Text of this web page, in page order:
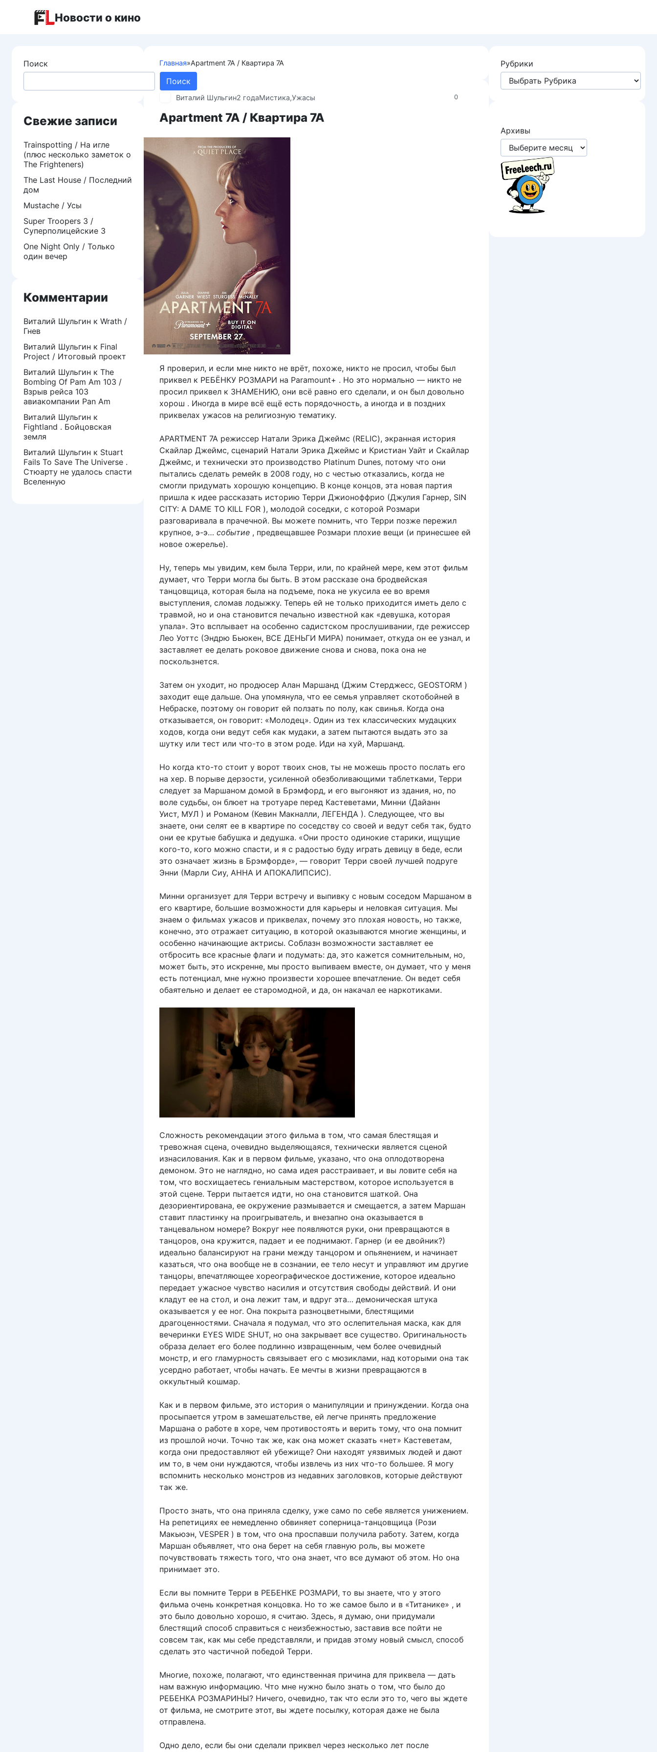
Новости о кино
Главная»Apartment 7A / Квартира 7А
0
Виталий Шульгин2 годаМистика,Ужасы
Apartment 7A / Квартира 7А
Я проверил, и если мне никто не врёт, похоже, никто не просил, чтобы был
приквел к РЕБЁНКУ РОЗМАРИ на Paramount+ . Но это нормально — никто не
просил приквел к ЗНАМЕНИЮ, они всё равно его сделали, и он был довольно
хорош . Иногда в мире всё ещё есть порядочность, а иногда и в поздних
приквелах ужасов на религиозную тематику.
APARTMENT 7A режиссер Натали Эрика Джеймс (RELIC), экранная история
Скайлар Джеймс, сценарий Натали Эрика Джеймс и Кристиан Уайт и Скайлар
Джеймс, и технически это производство Platinum Dunes, потому что они
пытались сделать ремейк в 2008 году, но с честью отказались, когда не
смогли придумать хорошую концепцию. В конце концов, эта новая партия
пришла к идее рассказать историю Терри Джионоффрио (Джулия Гарнер, SIN
CITY: A DAME TO KILL FOR ), молодой соседки, с которой Розмари
разговаривала в прачечной. Вы можете помнить, что Терри позже пережил
крупное, э-э… событие , предвещавшее Розмари плохие вещи (и принесшее ей
новое ожерелье).
Ну, теперь мы увидим, кем была Терри, или, по крайней мере, кем этот фильм
думает, что Терри могла бы быть. В этом рассказе она бродвейская
танцовщица, которая была на подъеме, пока не укусила ее во время
выступления, сломав лодыжку. Теперь ей не только приходится иметь дело с
травмой, но и она становится печально известной как «девушка, которая
упала». Это всплывает на особенно садистском прослушивании, где режиссер
Лео Уоттс (Эндрю Бьюкен, ВСЕ ДЕНЬГИ МИРА) понимает, откуда он ее узнал, и
заставляет ее делать роковое движение снова и снова, пока она не
поскользнется.
Затем он уходит, но продюсер Алан Маршанд (Джим Стерджесс, GEOSTORM )
заходит еще дальше. Она упомянула, что ее семья управляет скотобойней в
Небраске, поэтому он говорит ей ползать по полу, как свинья. Когда она
отказывается, он говорит: «Молодец». Один из тех классических мудацких
ходов, когда они ведут себя как мудаки, а затем пытаются выдать это за
шутку или тест или что-то в этом роде. Иди на хуй, Маршанд.
Но когда кто-то стоит у ворот твоих снов, ты не можешь просто послать его
на хер. В порыве дерзости, усиленной обезболивающими таблетками, Терри
следует за Маршаном домой в Брэмфорд, и его выгоняют из здания, но, по
воле судьбы, он блюет на тротуаре перед Кастеветами, Минни (Дайанн
Уист, МУЛ ) и Романом (Кевин Макналли, ЛЕГЕНДА ). Следующее, что вы
знаете, они селят ее в квартире по соседству со своей и ведут себя так, будто
они ее крутые бабушка и дедушка. «Они просто одинокие старики, ищущие
кого-то, кого можно спасти, и я с радостью буду играть девицу в беде, если
это означает жизнь в Брэмфорде», — говорит Терри своей лучшей подруге
Энни (Марли Сиу, АННА И АПОКАЛИПСИС).
Минни организует для Терри встречу и выпивку с новым соседом Маршаном в
его квартире, большие возможности для карьеры и неловкая ситуация. Мы
знаем о фильмах ужасов и приквелах, почему это плохая новость, но также,
конечно, это отражает ситуацию, в которой оказываются многие женщины, и
особенно начинающие актрисы. Соблазн возможности заставляет ее
отбросить все красные флаги и подумать: да, это кажется сомнительным, но,
может быть, это искренне, мы просто выпиваем вместе, он думает, что у меня
есть потенциал, мне нужно произвести хорошее впечатление. Он ведет себя
обаятельно и делает ее старомодной, и да, он накачал ее наркотиками.
Сложность рекомендации этого фильма в том, что самая блестящая и
тревожная сцена, очевидно выделяющаяся, технически является сценой
изнасилования. Как и в первом фильме, указано, что она оплодотворена
демоном. Это не наглядно, но сама идея расстраивает, и вы ловите себя на
том, что восхищаетесь гениальным мастерством, которое используется в
этой сцене. Терри пытается идти, но она становится шаткой. Она
дезориентирована, ее окружение размывается и смещается, а затем Маршан
ставит пластинку на проигрыватель, и внезапно она оказывается в
танцевальном номере? Вокруг нее появляются руки, они превращаются в
танцоров, она кружится, падает и ее поднимают. Гарнер (и ее двойник?)
идеально балансируют на грани между танцором и опьянением, и начинает
казаться, что она вообще не в сознании, ее тело несут и управляют им другие
танцоры, впечатляющее хореографическое достижение, которое идеально
передает ужасное чувство насилия и отсутствия свободы действий. И они
кладут ее на стол, и она лежит там, и вдруг эта… демоническая штука
оказывается у ее ног. Она покрыта разноцветными, блестящими
драгоценностями. Сначала я подумал, что это ослепительная маска, как для
вечеринки EYES WIDE SHUT, но она закрывает все существо. Оригинальность
образа делает его более подлинно извращенным, чем более очевидный
монстр, и его гламурность связывает его с мюзиклами, над которыми она так
усердно работает, чтобы начать. Ее мечты в жизни превращаются в
оккультный кошмар.
Как и в первом фильме, это история о манипуляции и принуждении. Когда она
просыпается утром в замешательстве, ей легче принять предложение
Маршана о работе в хоре, чем противостоять и верить тому, что она помнит
из прошлой ночи. Точно так же, как она может сказать «нет» Кастеветам,
когда они предоставляют ей убежище? Они находят уязвимых людей и дают
им то, в чем они нуждаются, чтобы извлечь из них что-то большее. Я могу
вспомнить несколько монстров из недавних заголовков, которые действуют
так же.
Просто знать, что она приняла сделку, уже само по себе является унижением.
На репетициях ее немедленно обвиняет соперница-танцовщица (Рози
Макьюэн, VESPER ) в том, что она проспавши получила работу. Затем, когда
Маршан объявляет, что она берет на себя главную роль, вы можете
почувствовать тяжесть того, что она знает, что все думают об этом. Но она
принимает это.
Если вы помните Терри в РЕБЕНКЕ РОЗМАРИ, то вы знаете, что у этого
фильма очень конкретная концовка. Но то же самое было и в «Титанике» , и
это было довольно хорошо, я считаю. Здесь, я думаю, они придумали
блестящий способ справиться с неизбежностью, заставив все пойти не
совсем так, как мы себе представляли, и придав этому новый смысл, способ
сделать это частичной победой Терри.
Многие, похоже, полагают, что единственная причина для приквела — дать
нам важную информацию. Что мне нужно было знать о том, что было до
РЕБЕНКА РОЗМАРИНЫ? Ничего, очевидно, так что если это то, чего вы ждете
от фильма, не смотрите этот, вы ждете посылку, которая даже не была
отправлена.
Одно дело, если бы они сделали приквел через несколько лет после
Поиск
Поиск
Свежие записи
Trainspotting / На игле
(плюс несколько заметок о
The Frighteners)
The Last House / Последний
дом
Mustache / Усы
Super Troopers 3 /
Суперполицейские 3
One Night Only / Только
один вечер
Комментарии
Виталий Шульгин к Wrath /
Гнев
Виталий Шульгин к Final
Project / Итоговый проект
Виталий Шульгин к The
Bombing Of Pam Am 103 /
Взрыв рейса 103
авиакомпании Pan Am
Виталий Шульгин к
Fightland . Бойцовская
земля
Виталий Шульгин к Stuart
Fails To Save The Universe .
Стюарту не удалось спасти
Вселенную
Рубрики
Архивы